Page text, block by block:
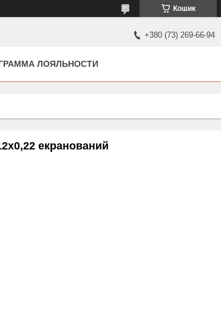
Кошик
+380 (73) 269-66-94
ЛОЯЛЬНОСТИ
екранований